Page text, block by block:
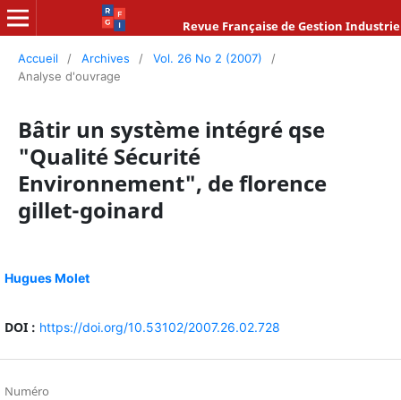
Revue Française de Gestion
Accueil / Archives / Vol. 26 No 2 (2007)
/
Analyse d'ouvrage
Bâtir un système intégré qse
"Qualité Sécurité
Environnement", de florence
gillet-goinard
Hugues Molet
DOI : https://doi.org/10.53102/2007.26.02.728
Numéro